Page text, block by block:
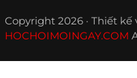
Copyright 2026 · Thiết
HOCHOIMOINGAY.COM